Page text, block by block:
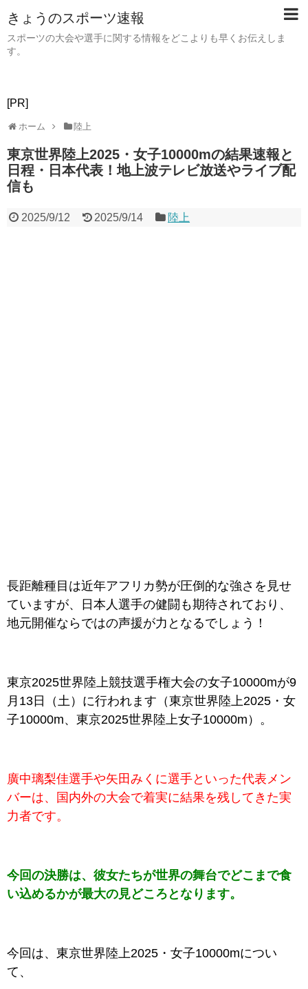
きょうのスポーツ速報
スポーツの大会や選手に関する情報をどこよりも早くお伝えしま
す。
[PR]
ホーム 陸上
東京世界陸上2025・女子10000mの結果速報と
日程・日本代表！地上波テレビ放送やライブ配
信も
2025/9/12 2025/9/14 陸上
長距離種目は近年アフリカ勢が圧倒的な強さを見せ
ていますが、日本人選手の健闘も期待されており、
地元開催ならではの声援が力となるでしょう！
東京2025世界陸上競技選手権大会の女子10000mが9
月13日（土）に行われます（東京世界陸上2025・女
子10000m、東京2025世界陸上女子10000m）。
廣中璃梨佳選手や矢田みくに選手といった代表メン
バーは、国内外の大会で着実に結果を残してきた実
力者です。
今回の決勝は、彼女たちが世界の舞台でどこまで食
い込めるかが最大の見どころとなります。
今回は、東京世界陸上2025・女子10000mについ
て、